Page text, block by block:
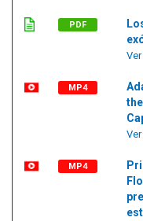
PDF
MP4
MP4